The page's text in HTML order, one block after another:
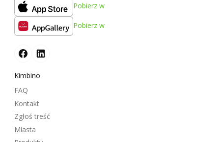
Pobierz w
Pobierz w
Kimbino
FAQ
Kontakt
Zgłoś treść
Miasta